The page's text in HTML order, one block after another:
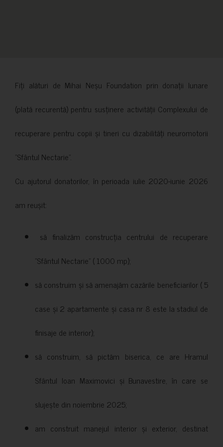
Fiți alături de Mihai Neșu Foundation prin donații lunare
(plată recurentă) pentru susținere activității Complexului de
recuperare pentru copii și tineri cu dizabilități neuromotorii
”Sfântul Nectarie”.
Cu ajutorul donatorilor, în perioada iulie 2020-iunie 2026
am reușit:
să finalizăm construcția centrului de recuperare
”Sfântul Nectarie” ( 1000 mp);
să construim și să amenajăm cazările beneficiarilor ( 5
case și 2 apartamente și casa nr 8 este la stadiul de
finisaje de interior);
să construim, să pictăm biserica, ce are Hramul
Sfântul Ioan Maximovici și Bunavestire, în care se
slujește din noiembrie 2025;
am construit manejul interior și exterior, destinat